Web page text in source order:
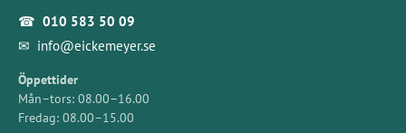
☎ 010 583 50 09
✉ info@eickemeyer.se
Öppettider
Mån–tors: 08.00–16.00
Fredag: 08.00–15.00